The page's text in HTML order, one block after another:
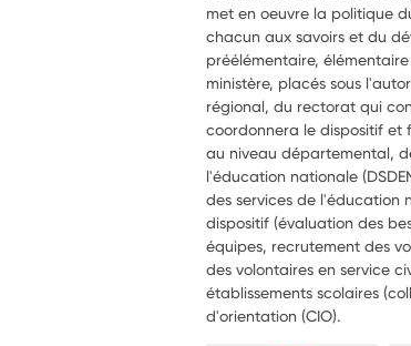
met en oeuvre la politique
chacun aux savoirs et du
préélémentaire,
ministère, placés sous
régional, du rectorat qui
coordonnera le dispositif et
au niveau départemental,
l'éducation nationale
des services de l'éducation
dispositif (évaluation des
équipes, recrutement des
des volontaires en service
établissements scolaires
d'orientation (CIO).